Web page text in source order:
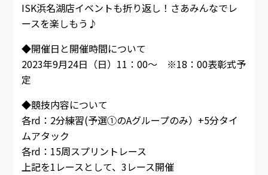
ISK浜名湖店イベントも折り返し！さあみんなでレ
ースを楽しもう♪
◆開催日と開催時間について
2023年9月24日（日）11：00～ ※18：00表彰式予
定
◆競技内容について
各rd：2分練習(予選①のAグループのみ）+5分タイ
ムアタック
各rd：15周スプリントレース
上記を1レースとして、3レース開催